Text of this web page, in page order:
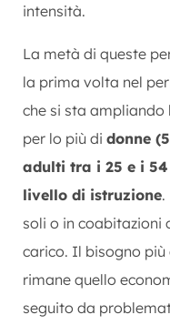
intensità.
La metà di queste
la prima volta nel
che si sta
per lo più di donne
adulti tra i 25 e i
livello di istruzione.
soli o in coabitazioni
carico. Il bisogno
rimane quello
seguito da